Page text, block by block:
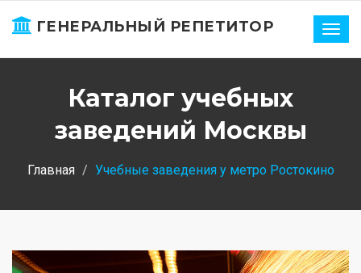
ГЕНЕРАЛЬНЫЙ РЕПЕТИТОР
Каталог учебных
заведений Москвы
Главная Учебные заведения у метро Ростокино